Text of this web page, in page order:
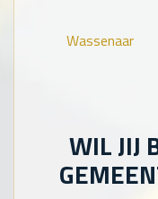
Wassenaar
WIL JIJ